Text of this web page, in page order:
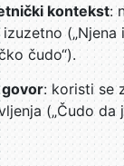
kontekst:
čudo“).
: koristi se
(„Čudo da